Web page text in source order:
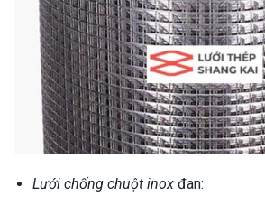
Lưới chống chuột inoxđan: